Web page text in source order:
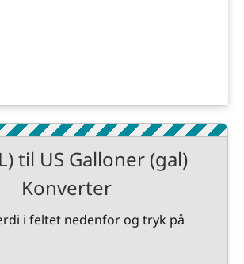
til US Galloner (gal)
Konverter
i feltet nedenfor og tryk på